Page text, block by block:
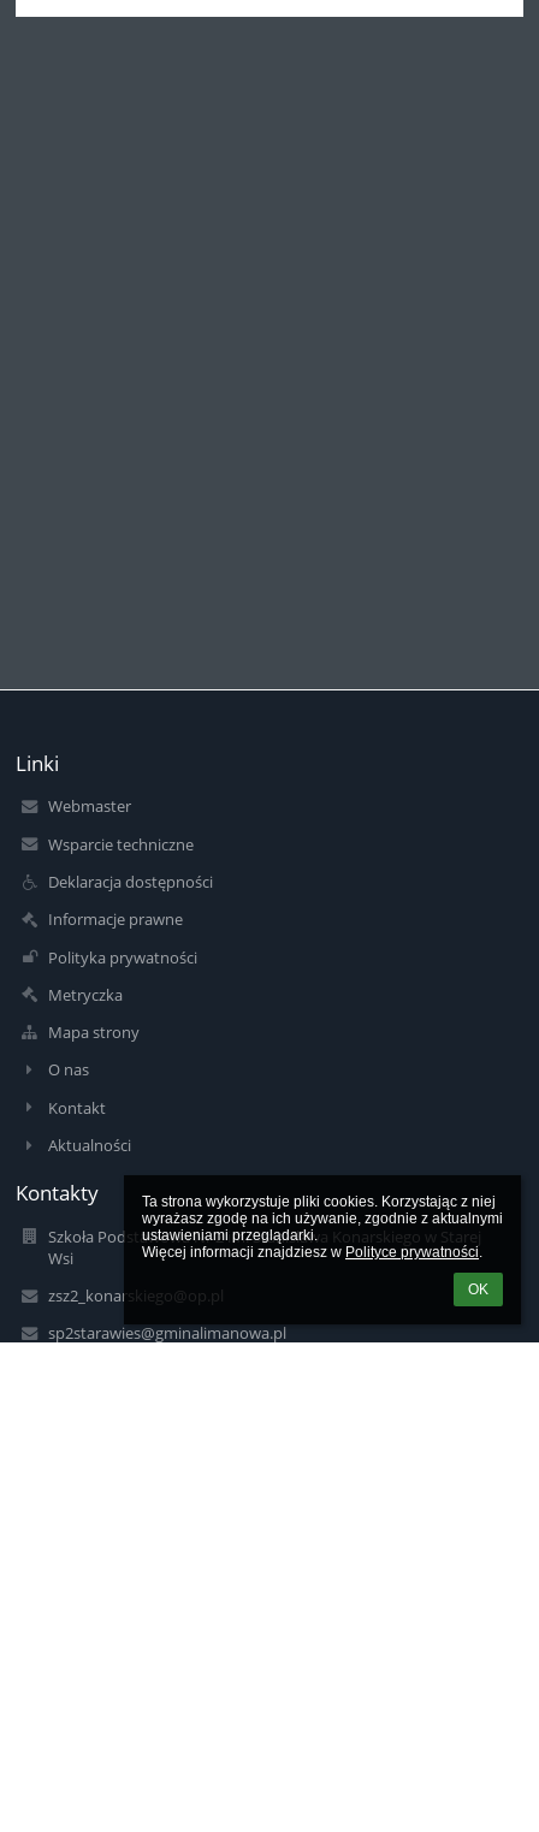
Ta strona wykorzystuje pliki cookies. Korzystając z niej
wyrażasz zgodę na ich używanie, zgodnie z aktualnymi
ustawieniami przeglądarki.
Więcej informacji znajdziesz w Polityce prywatności.
OK
Linki
Webmaster
Wsparcie techniczne
Deklaracja dostępności
Informacje prawne
Polityka prywatności
Metryczka
Mapa strony
O nas
Kontakt
Aktualności
Kontakty
Szkoła Podstawowa Nr 2 im. Stanisława Konarskiego w Starej
Wsi
zsz2_konarskiego@op.pl
sp2starawies@gminalimanowa.pl